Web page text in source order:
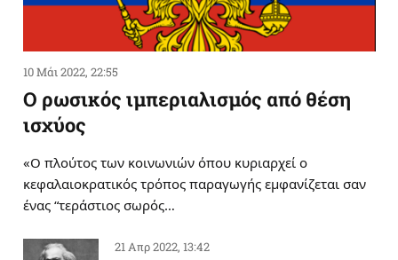
10 Μάι 2022, 22:55
Ο ρωσικός ιμπεριαλισμός από θέση
ισχύος
«Ο πλούτος των κοινωνιών όπου κυριαρχεί ο
κεφαλαιοκρατικός τρόπος παραγωγής εμφανίζεται σαν
ένας “τεράστιος σωρός…
21 Απρ 2022, 13:42